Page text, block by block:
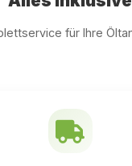
für Ihre